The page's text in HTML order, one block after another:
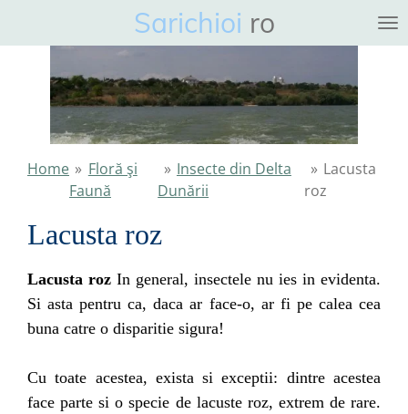
hoofdinhoud
Sarichioi ro
Home » Floră şi
Faună
» Insecte din Delta
Dunării
» Lacusta
roz
Lacusta roz
Lacusta roz In general, insectele nu ies in evidenta.
Si asta pentru ca, daca ar face-o, ar fi pe calea cea
buna catre o disparitie sigura!
Cu toate acestea, exista si exceptii: dintre acestea
face parte si o specie de lacuste roz, extrem de rare.